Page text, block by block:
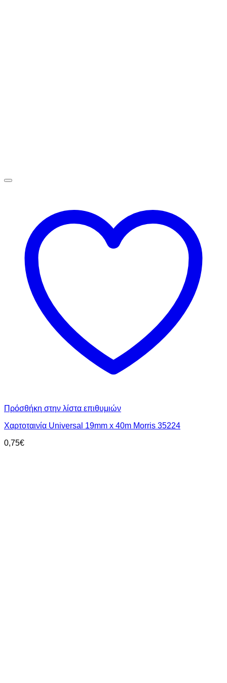
Πρόσθήκη στην λίστα επιθυμιών
Χαρτοταινία Universal 19mm x 40m Morris 35224
0,75€